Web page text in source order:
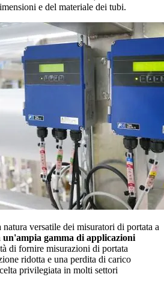
e del materiale dei tubi.
versatile dei misuratori di portata a
un'ampia gamma di applicazioni
di fornire misurazioni di portata
ridotta e una perdita di carico
privilegiata in molti settori